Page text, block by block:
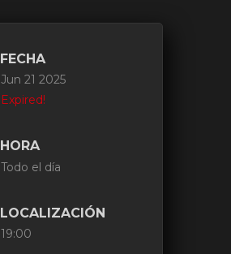
FECHA
Jun 21 2025
Expired!
HORA
Todo el día
LOCALIZACIÓN
19:00